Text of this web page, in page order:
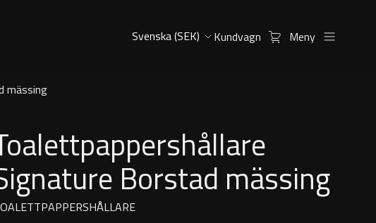
Kundvagn Meny
mässing
Borstad mässing